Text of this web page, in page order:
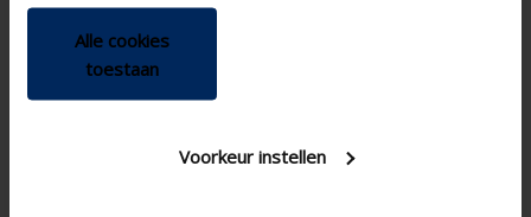
Alle cookies
toestaan
Voorkeur instellen